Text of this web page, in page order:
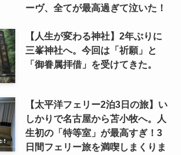
ーヴ、全てが最高過ぎて泣いた！
【人生が変わる神社】2年ぶりに
三峯神社へ。今回は「祈願」と
「御眷属拝借」を受けてきた。
【太平洋フェリー2泊3日の旅】い
しかりで名古屋から苫小牧へ。人
生初の「特等室」が最高すぎ！3
日間フェリー旅を満喫しまくりま